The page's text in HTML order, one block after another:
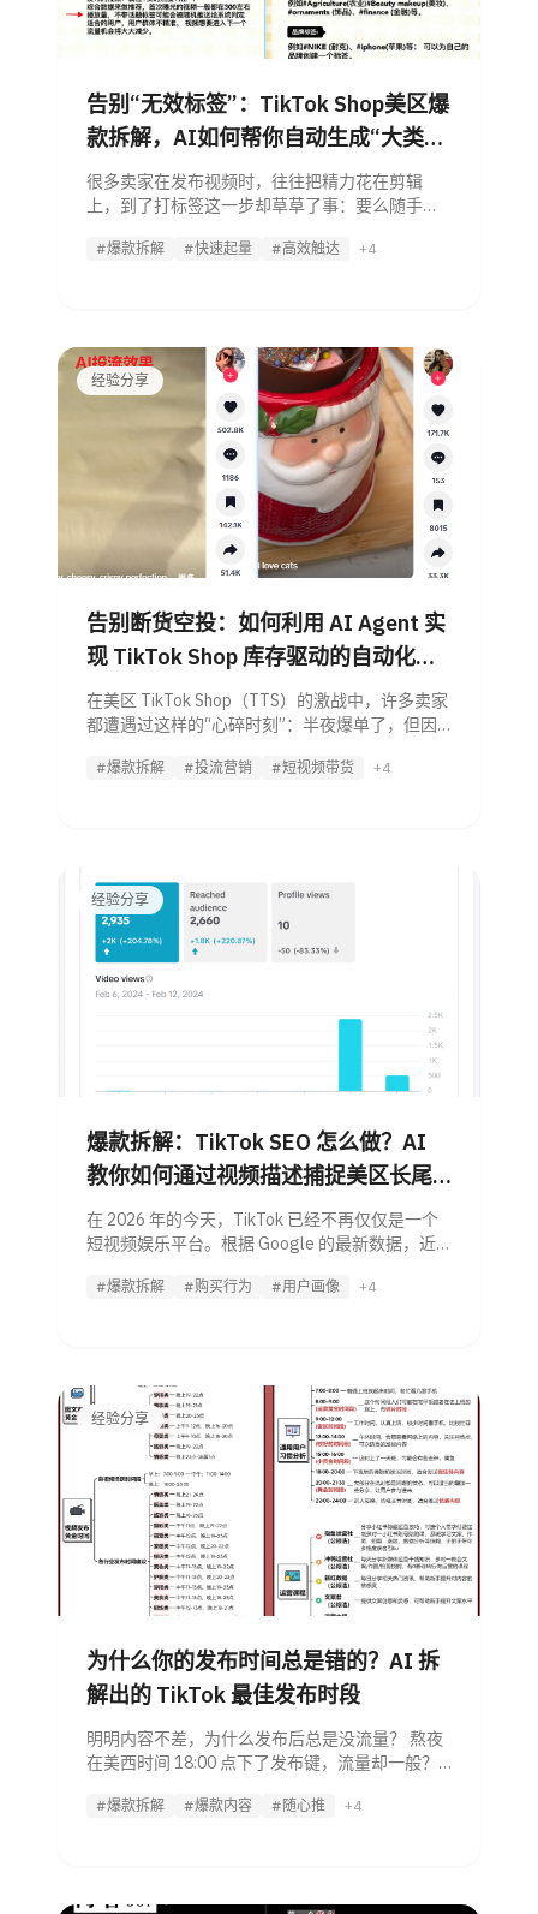
告别“无效标签”：TikTok Shop美区爆
款拆解，AI如何帮你自动生成“大类
+垂直+趋势”流量矩阵？
很多卖家在发布视频时，往往把精力花在剪辑
上，到了打标签这一步却草草了事：要么随手填
为懒得查单词而乱填一通。 今天，我们结合最新
#爆款拆解 #快速起量 #高效触达 +4
经验分享
告别断货空投：如何利用 AI Agent 实
现 TikTok Shop 库存驱动的自动化推
流？
在美区 TikTok Shop（TTS）的激战中，许多卖家
都遭遇过这样的“心碎时刻”：半夜爆单了，但因
仍在空跑；或者是因为没能及时给潜力视频加
#爆款拆解 #投流营销 #短视频带货 +4
经验分享
爆款拆解：TikTok SEO 怎么做？AI
教你如何通过视频描述捕捉美区长尾
搜索流量
在 2026 年的今天，TikTok 已经不再仅仅是一个
短视频娱乐平台。根据 Google 的最新数据，近
为他们的首选搜索引擎。 如果你不打通
#爆款拆解 #购买行为 #用户画像 +4
经验分享
为什么你的发布时间总是错的？AI 拆
解出的 TikTok 最佳发布时段
明明内容不差，为什么发布后总是没流量？ 熬夜
在美西时间 18:00 点下了发布键，流量却一般？
论，带你看看 AI 内容营销 Agent 是如何将“靠经
#爆款拆解 #爆款内容 #随心推 +4